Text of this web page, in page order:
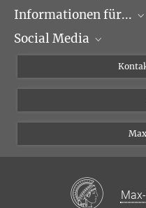
Forschungsgruppen
Veranstaltungen
Informationen für...
Journalisten
Doktoranden
Social Media
Linked in